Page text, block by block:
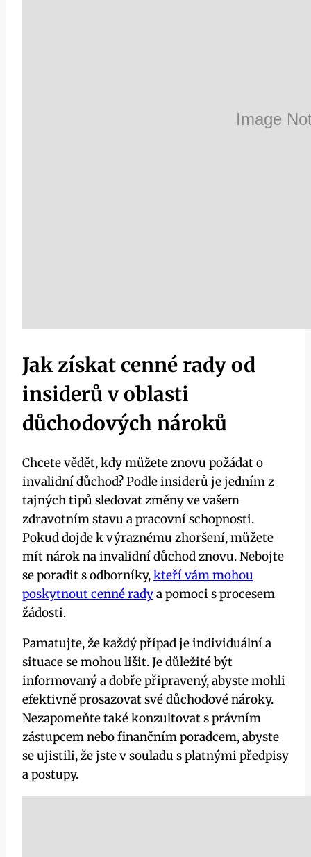
Jak získat cenné rady od
insiderů v oblasti
důchodových nároků
Chcete vědět, kdy můžete znovu požádat o
invalidní důchod? Podle insiderů je jedním z
tajných tipů sledovat změny ve vašem
zdravotním stavu a pracovní schopnosti.
Pokud dojde k výraznému zhoršení, můžete
mít nárok na invalidní důchod znovu. Nebojte
se poradit s odborníky,kteří vám mohou
poskytnout cenné radya pomoci s procesem
žádosti.
Pamatujte, že každý případ je individuální a
situace se mohou lišit. Je důležité být
informovaný a dobře připravený, abyste mohli
efektivně prosazovat své důchodové nároky.
Nezapomeňte také konzultovat s právním
zástupcem nebo finančním poradcem, abyste
se ujistili, že jste v souladu s platnými předpisy
a postupy.